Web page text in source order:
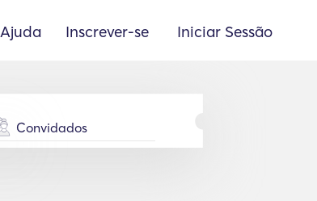
Ajuda Inscrever-se Iniciar Sessão
Convidados